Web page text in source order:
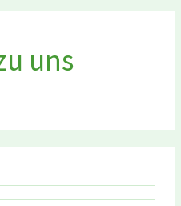
uns